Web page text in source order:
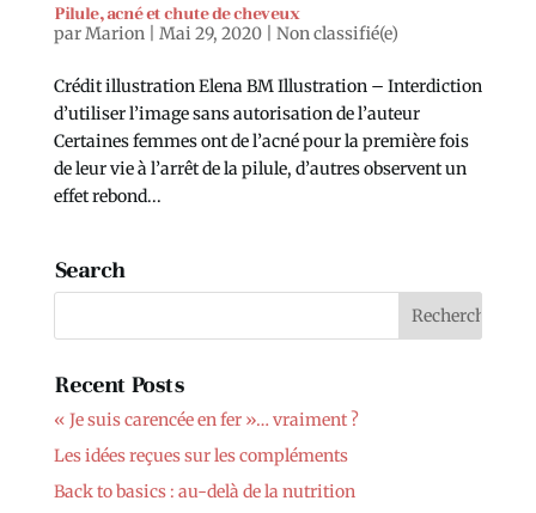
Pilule, acné et chute de cheveux
parMarion| Mai 29, 2020| Non classifié(e)
Crédit illustration Elena BM Illustration – Interdiction
d’utiliser l’image sans autorisation de l’auteur
Certaines femmes ont de l’acné pour la première fois
de leur vie à l’arrêt de la pilule, d’autres observent un
effet rebond...
Search
Recent Posts
« Je suis carencée en fer »… vraiment ?
Les idées reçues sur les compléments
Back to basics : au-delà de la nutrition